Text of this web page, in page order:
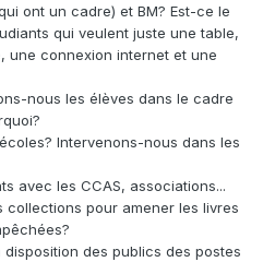
ont un cadre) et BM? Est-ce le
qui veulent juste une table,
une connexion internet et une
nous les élèves dans le cadre
Intervenons-nous dans les
avec les CCAS, associations...
pour amener les livres
des publics des postes